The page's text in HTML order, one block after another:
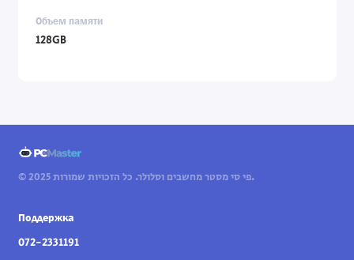
Объем памяти
128GB
© 2025 פי סי מסטר מחשבים וסלולר. כל הזכויות שמורות.
Поддержка
072-2331191